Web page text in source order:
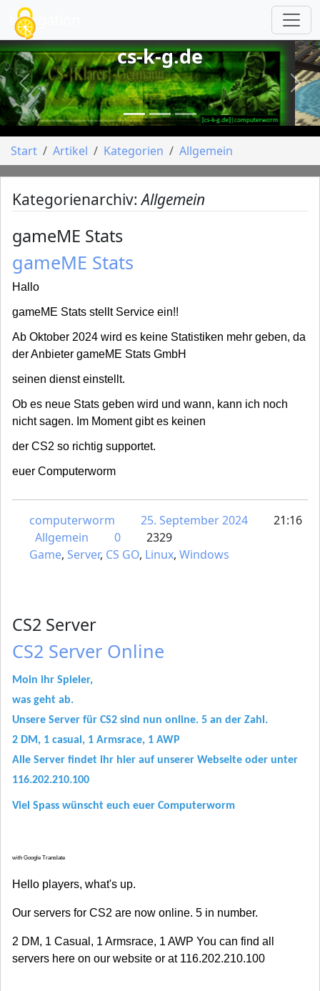
Navigation
vorheriges
cs-k-g.de
Start Artikel Kategorien Allgemein
Kategorienarchiv:Allgemein
gameME Stats
gameME Stats
Hallo
gameME Stats stellt Service ein!!
Ab Oktober 2024 wird es keine Statistiken mehr geben, da
der Anbieter gameME Stats GmbH
seinen dienst einstellt.
Ob es neue Stats geben wird und wann, kann ich noch
nicht sagen. Im Moment gibt es keinen
der CS2 so richtig supportet.
euer Computerworm
computerworm 25. September 2024
21:16
Allgemein
0
2329
Game, Server, CS GO, Linux, Windows
CS2 Server
CS2 Server Online
Moin ihr Spieler,
was geht ab.
Unsere Server für CS2 sind nun online. 5 an der Zahl.
2 DM, 1 casual, 1 Armsrace, 1 AWP
Alle Server findet ihr hier auf unserer Webseite oder unter
116.202.210.100
Viel Spass wünscht euch euer Computerworm
with Google Translate
Hello players, what's up.
Our servers for CS2 are now online. 5 in number.
2 DM, 1 Casual, 1 Armsrace, 1 AWP You can find all
servers here on our website or at 116.202.210.100
Cookie-Einstellungen